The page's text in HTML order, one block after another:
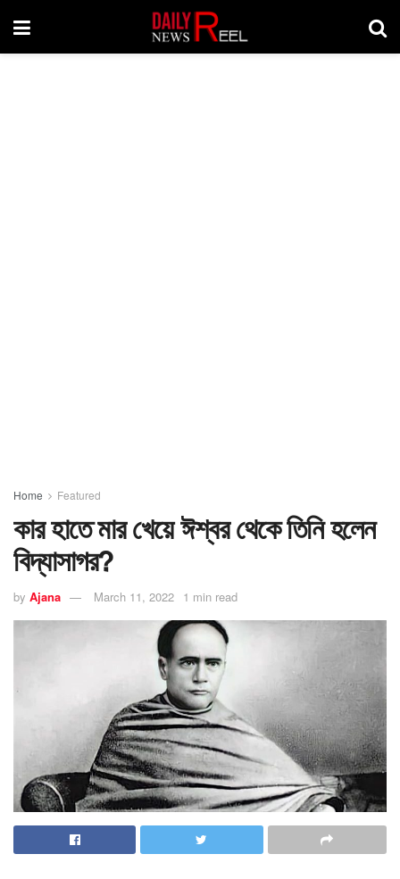
Home Featured
কার হাতে মার খেয়ে ঈশ্বর থেকে তিনি হলেন
বিদ্যাসাগর?
by Ajana March 11, 2022 1 min read